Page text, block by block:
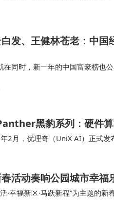
发、王健林苍老：中国
在同时，新一年的中国富豪榜也
间”而在移动互联网时代，最…
黑豹系列：硬件
2月，优理奇（UniX AI）正式
实现全方位升级，在高度集成的
活动奏响公园城市幸福
·幸福新区·马跃新程”为主题的